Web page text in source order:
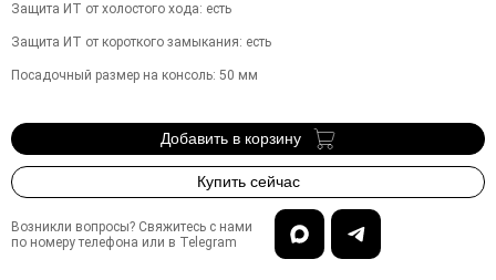
Защита ИТ от холостого хода: есть
Защита ИТ от короткого замыкания: есть
Посадочный размер на консоль: 50 мм
Добавить в корзину
Купить сейчас
Возникли вопросы? Свяжитесь с нами
по номеру телефона или в Telegram